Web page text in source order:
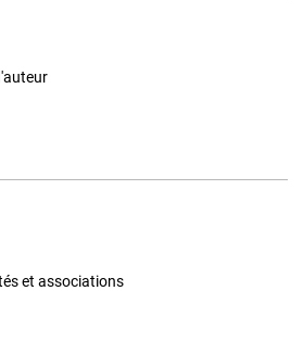
et associations